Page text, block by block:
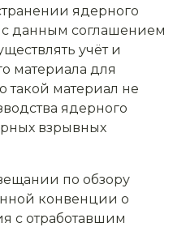
ядерного
с данным соглашением
учёт и
материала для
такой материал не
ядерного
взрывных
по обзору
конвенции о
с отработавшим